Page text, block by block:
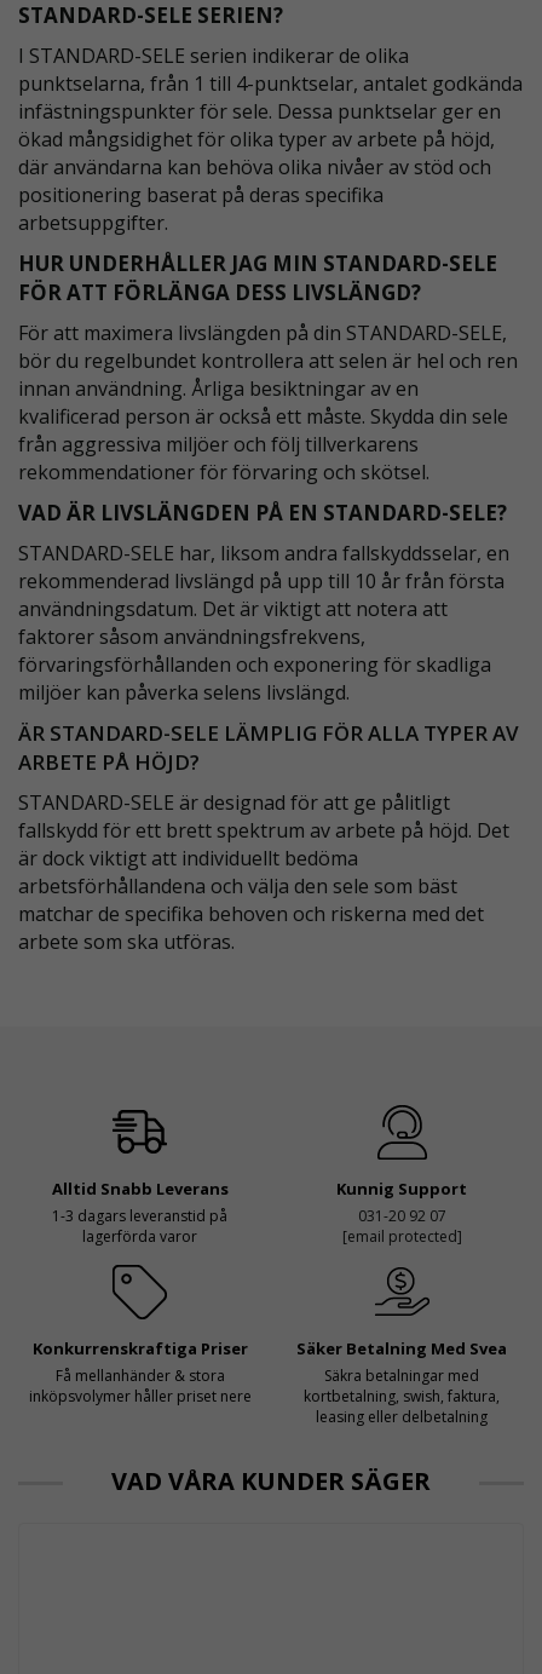
STANDARD-SELE SERIEN?
I STANDARD-SELE serien indikerar de olika
punktselarna, från 1 till 4-punktselar, antalet godkända
infästningspunkter för sele. Dessa punktselar ger en
ökad mångsidighet för olika typer av arbete på höjd,
där användarna kan behöva olika nivåer av stöd och
positionering baserat på deras specifika
arbetsuppgifter.
HUR UNDERHÅLLER JAG MIN STANDARD-SELE
FÖR ATT FÖRLÄNGA DESS LIVSLÄNGD?
För att maximera livslängden på din STANDARD-SELE,
bör du regelbundet kontrollera att selen är hel och ren
innan användning. Årliga besiktningar av en
kvalificerad person är också ett måste. Skydda din sele
från aggressiva miljöer och följ tillverkarens
rekommendationer för förvaring och skötsel.
VAD ÄR LIVSLÄNGDEN PÅ EN STANDARD-SELE?
STANDARD-SELE har, liksom andra fallskyddsselar, en
rekommenderad livslängd på upp till 10 år från första
användningsdatum. Det är viktigt att notera att
faktorer såsom användningsfrekvens,
förvaringsförhållanden och exponering för skadliga
miljöer kan påverka selens livslängd.
ÄR STANDARD-SELE LÄMPLIG FÖR ALLA TYPER AV
ARBETE PÅ HÖJD?
STANDARD-SELE är designad för att ge pålitligt
fallskydd för ett brett spektrum av arbete på höjd. Det
är dock viktigt att individuellt bedöma
arbetsförhållandena och välja den sele som bäst
matchar de specifika behoven och riskerna med det
arbete som ska utföras.
Alltid Snabb Leverans
1-3 dagars leveranstid på
lagerförda varor
Kunnig Support
031-20 92 07
[email protected]
Konkurrenskraftiga Priser
Få mellanhänder & stora
inköpsvolymer håller priset nere
Säker Betalning Med Svea
Säkra betalningar med
kortbetalning, swish, faktura,
leasing eller delbetalning
VAD VÅRA KUNDER SÄGER